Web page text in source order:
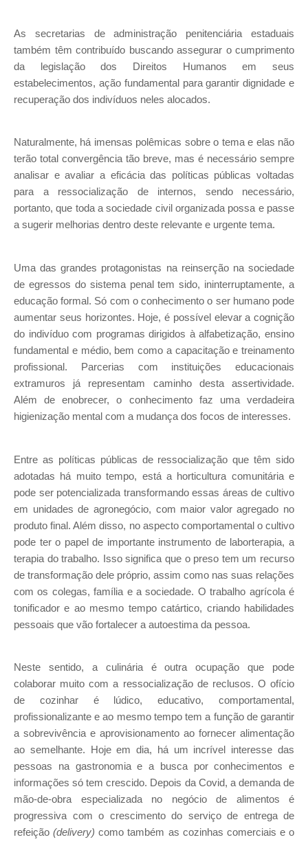
As secretarias de administração penitenciária estaduais
também têm contribuído buscando assegurar o cumprimento
da legislação dos Direitos Humanos em seus
estabelecimentos, ação fundamental para garantir dignidade e
recuperação dos indivíduos neles alocados.
Naturalmente, há imensas polêmicas sobre o tema e elas não
terão total convergência tão breve, mas é necessário sempre
analisar e avaliar a eficácia das políticas públicas voltadas
para a ressocialização de internos, sendo necessário,
portanto, que toda a sociedade civil organizada possa e passe
a sugerir melhorias dentro deste relevante e urgente tema.
Uma das grandes protagonistas na reinserção na sociedade
de egressos do sistema penal tem sido, ininterruptamente, a
educação formal. Só com o conhecimento o ser humano pode
aumentar seus horizontes. Hoje, é possível elevar a cognição
do indivíduo com programas dirigidos à alfabetização, ensino
fundamental e médio, bem como a capacitação e treinamento
profissional. Parcerias com instituições educacionais
extramuros já representam caminho desta assertividade.
Além de enobrecer, o conhecimento faz uma verdadeira
higienização mental com a mudança dos focos de interesses.
Entre as políticas públicas de ressocialização que têm sido
adotadas há muito tempo, está a horticultura comunitária e
pode ser potencializada transformando essas áreas de cultivo
em unidades de agronegócio, com maior valor agregado no
produto final. Além disso, no aspecto comportamental o cultivo
pode ter o papel de importante instrumento de laborterapia, a
terapia do trabalho. Isso significa que o preso tem um recurso
de transformação dele próprio, assim como nas suas relações
com os colegas, família e a sociedade. O trabalho agrícola é
tonificador e ao mesmo tempo catártico, criando habilidades
pessoais que vão fortalecer a autoestima da pessoa.
Neste sentido, a culinária é outra ocupação que pode
colaborar muito com a ressocialização de reclusos. O ofício
de cozinhar é lúdico, educativo, comportamental,
profissionalizante e ao mesmo tempo tem a função de garantir
a sobrevivência e aprovisionamento ao fornecer alimentação
ao semelhante. Hoje em dia, há um incrível interesse das
pessoas na gastronomia e a busca por conhecimentos e
informações só tem crescido. Depois da Covid, a demanda de
mão-de-obra especializada no negócio de alimentos é
progressiva com o crescimento do serviço de entrega de
refeição(delivery)como também as cozinhas comerciais e o